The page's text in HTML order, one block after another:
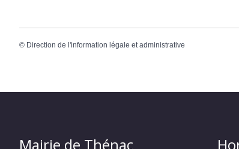
© Direction de l'information légale et administrative
Mairie de Thénac